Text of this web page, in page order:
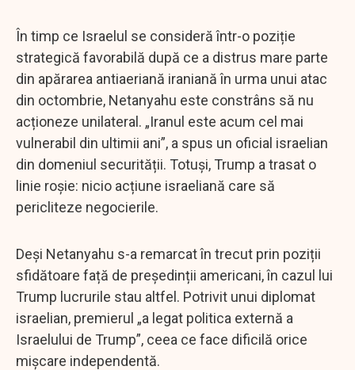
În timp ce Israelul se consideră într-o poziție
strategică favorabilă după ce a distrus mare parte
din apărarea antiaeriană iraniană în urma unui atac
din octombrie, Netanyahu este constrâns să nu
acționeze unilateral. „Iranul este acum cel mai
vulnerabil din ultimii ani”, a spus un oficial israelian
din domeniul securității. Totuși, Trump a trasat o
linie roșie: nicio acțiune israeliană care să
pericliteze negocierile.
Deși Netanyahu s-a remarcat în trecut prin poziții
sfidătoare față de președinții americani, în cazul lui
Trump lucrurile stau altfel. Potrivit unui diplomat
israelian, premierul „a legat politica externă a
Israelului de Trump”, ceea ce face dificilă orice
mișcare independentă.